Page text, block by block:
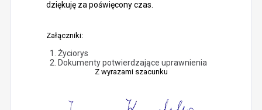
dziękuję za poświęcony czas.
Załączniki:
Życiorys
Dokumenty potwierdzające uprawnienia
Z wyrazami szacunku